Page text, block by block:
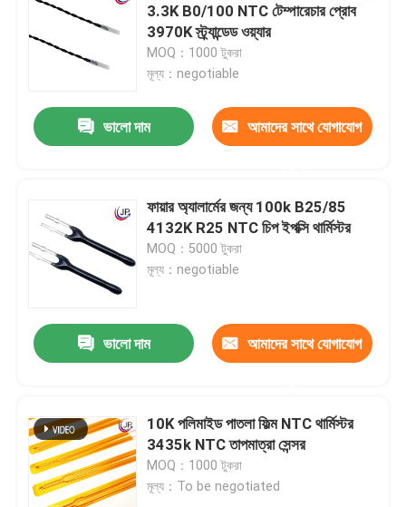
3.3K B0/100 NTC টেম্পারেচার প্রোব
3970K স্ট্র্যান্ডেড ওয়্যার
MOQ：1000 টুকরা
মূল্য：negotiable
ভালো দাম আমাদের সাথে যোগাযোগ
ফায়ার অ্যালার্মের জন্য 100k B25/85
4132K R25 NTC চিপ ইপক্সি থার্মিস্টর
MOQ：5000 টুকরা
মূল্য：negotiable
ভালো দাম আমাদের সাথে যোগাযোগ
10K পলিমাইড পাতলা ফিল্ম NTC থার্মিস্টর
3435k NTC তাপমাত্রা সেন্সর
MOQ：1000 টুকরা
মূল্য：To be negotiated